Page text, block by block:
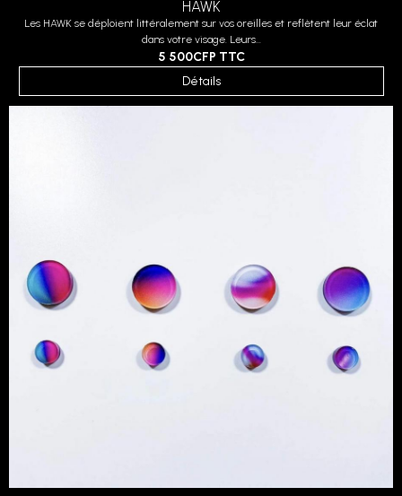
HAWK
Les HAWK se déploient littéralement sur vos oreilles et reflètent leur éclat
dans votre visage. Leurs...
5 500CFP TTC
Détails